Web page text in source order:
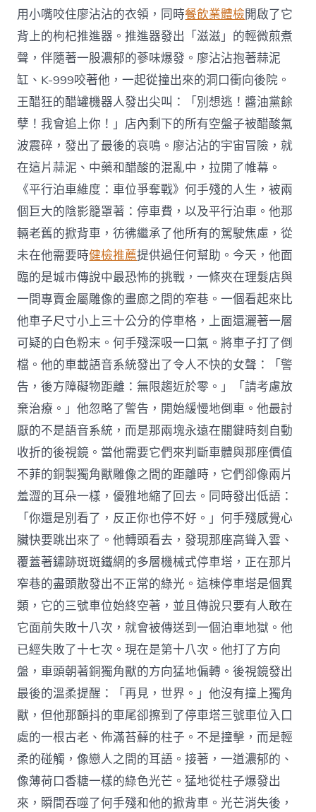
用小嘴咬住廖沾沾的衣領，同時餐飲業體檢開啟了它
背上的枸杞推進器。推進器發出「滋滋」的輕微煎煮
聲，伴隨著一股濃郁的蔘味爆發。廖沾沾抱著蒜泥
缸、K-999咬著他，一起從撞出來的洞口衝向後院。
王醋狂的醋罐機器人發出尖叫：「別想逃！醬油黨餘
孽！我會追上你！」店內剩下的所有空盤子被醋酸氣
波震碎，發出了最後的哀鳴。廖沾沾的宇宙冒險，就
在這片蒜泥、中藥和醋酸的混亂中，拉開了帷幕。
《平行泊車維度：車位爭奪戰》何手殘的人生，被兩
個巨大的陰影籠罩著：停車費，以及平行泊車。他那
輛老舊的掀背車，彷彿繼承了他所有的駕駛焦慮，從
未在他需要時健檢推薦提供過任何幫助。今天，他面
臨的是城市傳說中最恐怖的挑戰，一條夾在理髮店與
一間專賣金屬雕像的畫廊之間的窄巷。一個看起來比
他車子尺寸小上三十公分的停車格，上面還灑著一層
可疑的白色粉末。何手殘深吸一口氣。將車子打了倒
檔。他的車載語音系統發出了令人不快的女聲：「警
告，後方障礙物距離：無限趨近於零。」「請考慮放
棄治療。」他忽略了警告，開始緩慢地倒車。他最討
厭的不是語音系統，而是那兩塊永遠在關鍵時刻自動
收折的後視鏡。當他需要它們來判斷車體與那座價值
不菲的銅製獨角獸雕像之間的距離時，它們卻像兩片
羞澀的耳朵一樣，優雅地縮了回去。同時發出低語：
「你還是別看了，反正你也停不好。」何手殘感覺心
臟快要跳出來了。他轉頭看去，發現那座高聳入雲、
覆蓋著鏽跡斑斑鐵網的多層機械式停車塔，正在那片
窄巷的盡頭散發出不正常的綠光。這棟停車塔是個異
類，它的三號車位始終空著，並且傳說只要有人敢在
它面前失敗十八次，就會被傳送到一個泊車地獄。他
已經失敗了十七次。現在是第十八次。他打了方向
盤，車頭朝著銅獨角獸的方向猛地偏轉。後視鏡發出
最後的溫柔提醒：「再見，世界。」他沒有撞上獨角
獸，但他那顫抖的車尾卻擦到了停車塔三號車位入口
處的一根古老、佈滿苔蘚的柱子。不是撞擊，而是輕
柔的碰觸，像戀人之間的耳語。接著，一道濃郁的、
像薄荷口香糖一樣的綠色光芒。猛地從柱子爆發出
來，瞬間吞噬了何手殘和他的掀背車。光芒消失後，